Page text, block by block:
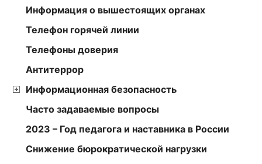
Информация о вышестоящих органах
Телефон горячей линии
Телефоны доверия
Антитеррор
Информационная безопасность
Часто задаваемые вопросы
2023 – Год педагога и наставника в России
Снижение бюрократической нагрузки